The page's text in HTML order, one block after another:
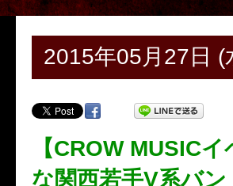
2015年05月27日 (
【CROW MUSIC
な関西若手V系バ